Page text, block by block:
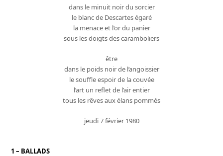
dans le minuit noir du sorcier
le blanc de Descartes égaré
la menace et l’or du panier
sous les doigts des caramboliers
être
dans le poids noir de l’angoissier
le souffle espoir de la couvée
l’art un reflet de l’air entier
tous les rêves aux élans pommés
jeudi 7 février 1980
1 – BALLADS